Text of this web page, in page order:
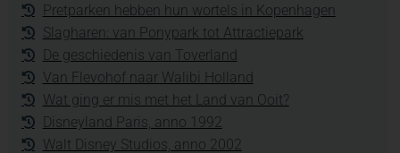
Pretparken hebben hun wortels in Kopenhagen
Slagharen: van Ponypark tot Attractiepark
De geschiedenis van Toverland
Van Flevohof naar Walibi Holland
Wat ging er mis met het Land van Ooit?
Disneyland Paris, anno 1992
Walt Disney Studios, anno 2002